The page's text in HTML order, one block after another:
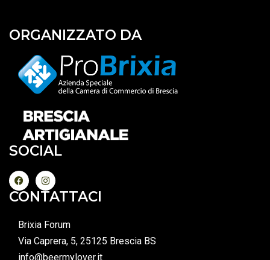
ORGANIZZATO DA
SOCIAL
CONTATTACI
Brixia Forum
Via Caprera, 5, 25125 Brescia BS
info@beermylover.it